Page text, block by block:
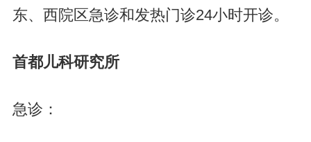
东、西院区急诊和发热门诊24小时开诊。
首都儿科研究所
急诊：